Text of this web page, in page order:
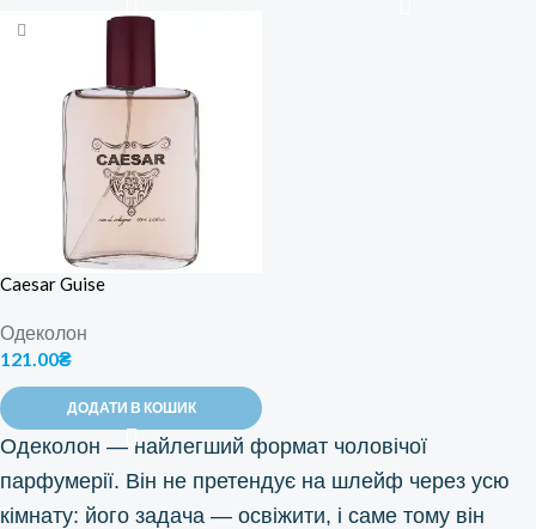
Caesar Guise
Одеколон
121.00₴
ДОДАТИ В КОШИК
Одеколон — найлегший формат чоловічої
парфумерії. Він не претендує на шлейф через усю
кімнату: його задача — освіжити, і саме тому він